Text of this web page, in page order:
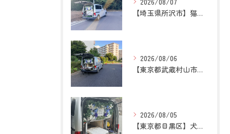
【埼玉県所沢市】猫の訪問ペット火葬｜お気に入りの場所に姿がな...
2026/08/06
【東京都武蔵村山市】犬の訪問ペット火葬｜愛犬との最後の時間を...
2026/08/05
【東京都目黒区】犬の訪問ペット火葬｜住み慣れた場所で心穏やか...